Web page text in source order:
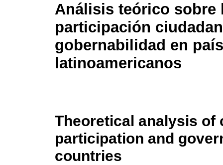
Análisis teórico sobre
participación
gobernabilidad en
latinoamericanos
Theoretical analysis of
participation and
countries